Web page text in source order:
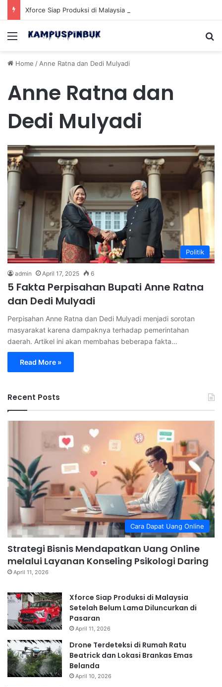
Menu
Home /Anne Ratna dan Dedi Mulyadi
Anne Ratna dan
Dedi Mulyadi
Politik
admin April 17, 2025 6
5 Fakta Perpisahan Bupati Anne Ratna
dan Dedi Mulyadi
Perpisahan Anne Ratna dan Dedi Mulyadi menjadi sorotan
masyarakat karena dampaknya terhadap pemerintahan
daerah. Artikel ini akan membahas beberapa fakta…
Read More »
Recent Posts
Cara Dapat Uang Online
Strategi Bisnis Mendapatkan Uang Online
melalui Layanan Konseling Psikologi Daring
April 11, 2026
Xforce Siap Produksi di Malaysia
Setelah Belum Lama Diluncurkan di
Pasaran
April 11, 2026
Drone Terdeteksi di Rumah Ratu
Beatrick dan Lokasi Brankas Emas
Belanda
April 10, 2026